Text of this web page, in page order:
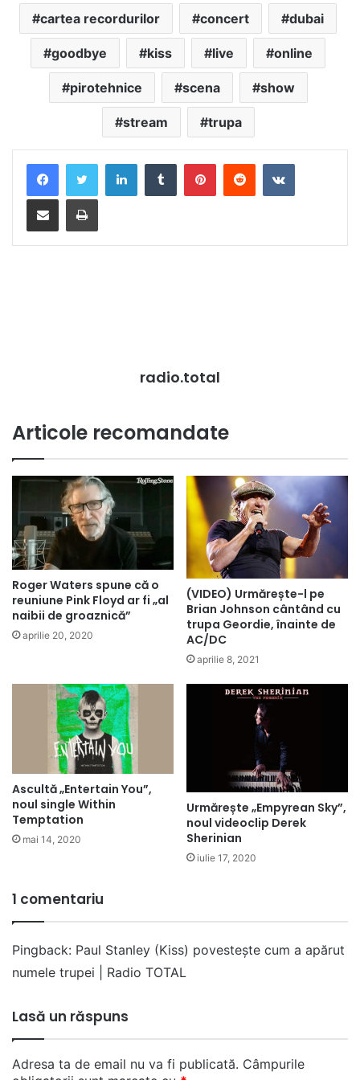
cartea recordurilor concert dubai
goodbye kiss live online
pirotehnice scena show
stream trupa
LinkedInTumblrPinterestRedditVKontakte
Distribuie prin mail Tipărește
radio.total
Articole recomandate
Roger Waters spune că o
reuniune Pink Floyd ar fi „al
naibii de groaznică”
aprilie 20, 2020
(VIDEO) Urmărește-l pe
Brian Johnson cântând cu
trupa Geordie, înainte de
AC/DC
aprilie 8, 2021
Ascultă „Entertain You”,
noul single Within
Temptation
mai 14, 2020
Urmărește „Empyrean Sky”,
noul videoclip Derek
Sherinian
iulie 17, 2020
1 comentariu
Pingback: Paul Stanley (Kiss) povestește cum a apărut
numele trupei | Radio TOTAL
Lasă un răspuns
Adresa ta de email nu va fi publicată. Câmpurile